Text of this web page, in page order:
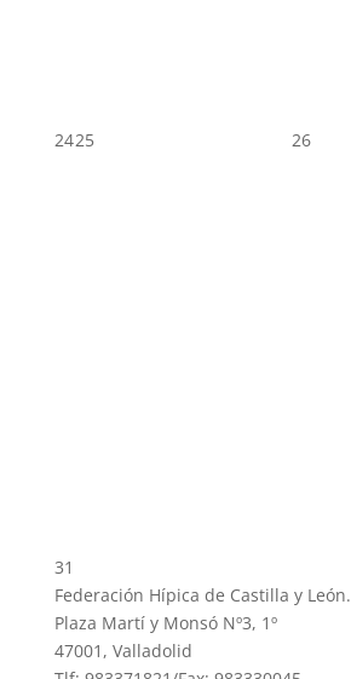
2425 26
31
Federación Hípica de Castilla y León.
Plaza Martí y Monsó Nº3, 1º
47001, Valladolid